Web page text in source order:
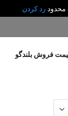
محدود رد کردن
فروش بلندگو